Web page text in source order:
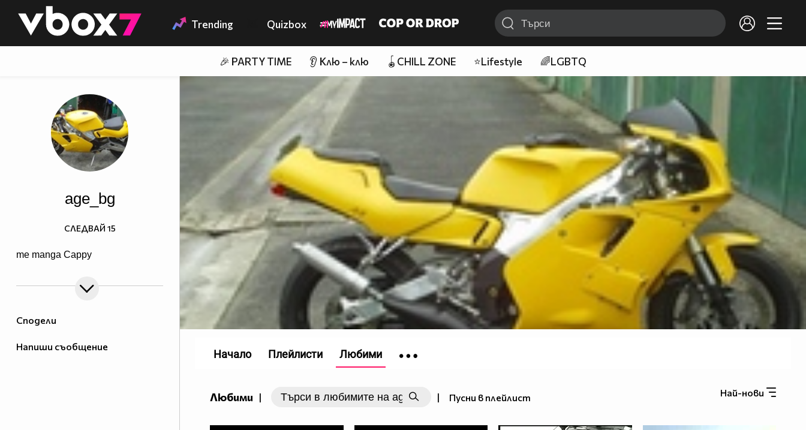
👾 Trending Quizbox
🎉 PARTY TIME 👂 Клю – клю 🪀CHILL ZONE ⭐Lifestyle 🌈LGBTQ
Сподели
Напиши съобщение
age_bg
me manga Cappy
СЛЕДВАЙ 15
Любими | | Пусни в плейлист Най-нови
Начало Плейлисти Любими